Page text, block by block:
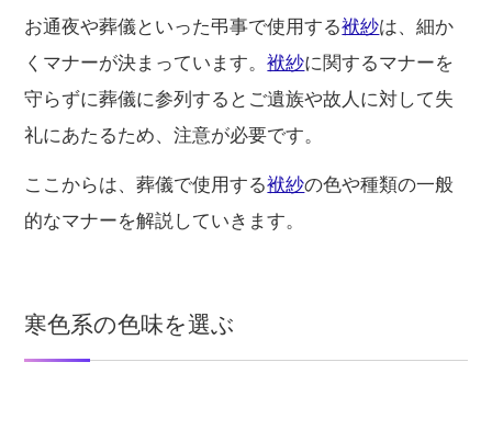
お通夜や葬儀といった弔事で使用する袱紗は、細か
くマナーが決まっています。袱紗に関するマナーを
守らずに葬儀に参列するとご遺族や故人に対して失
礼にあたるため、注意が必要です。
ここからは、葬儀で使用する袱紗の色や種類の一般
的なマナーを解説していきます。
寒色系の色味を選ぶ